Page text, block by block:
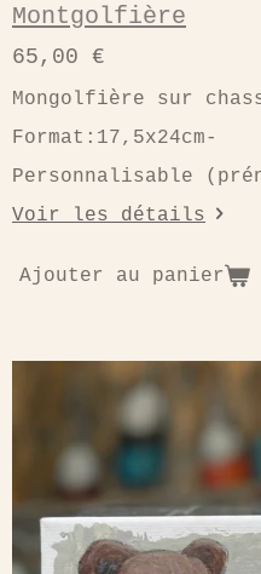
Montgolfière
65,00 €
Mongolfière sur
Format:17,5x24cm-
Personnalisable
Voir les détails
Ajouter au panier